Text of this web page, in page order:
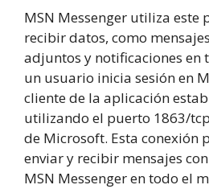
MSN Messenger utiliza este
recibir datos, como
adjuntos y notificaciones en
un usuario inicia sesión en
cliente de la aplicación
utilizando el puerto 1863/
de Microsoft. Esta conexión
enviar y recibir mensajes
MSN Messenger en todo el